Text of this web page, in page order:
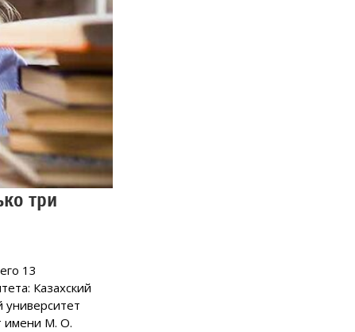
три
13
Казахский
имени М. О.